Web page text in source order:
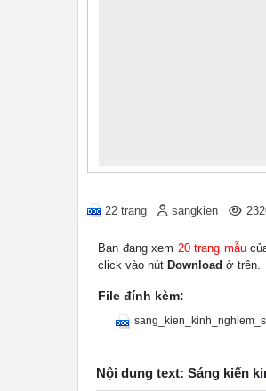
22 trang sangkien
Bạn đang xem 20 trang mẫu
click vào nút Download ở trên.
File đính kèm:
Nội dung text: Sáng kiến